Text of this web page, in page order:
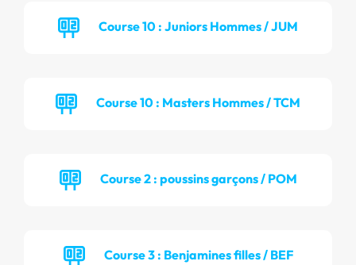
Course 10 : Juniors Hommes / JUM
Course 10 : Masters Hommes / TCM
Course 2 : poussins garçons / POM
Course 3 : Benjamines filles / BEF